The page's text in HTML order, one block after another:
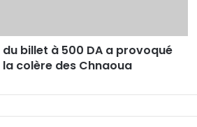
du billet à 500 DA a provoqué
la colère des Chnaoua